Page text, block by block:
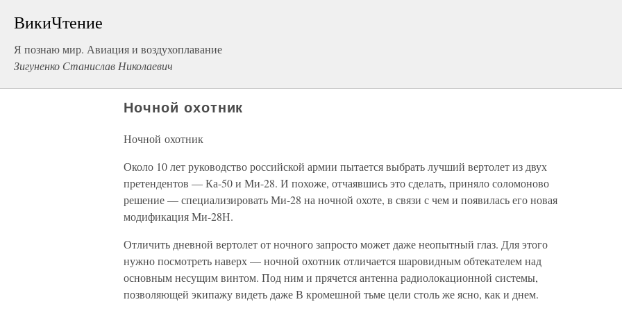
ВикиЧтение
Я познаю мир. Авиация и воздухоплавание
Зигуненко Станислав Николаевич
Ночной охотник
Ночной охотник
Около 10 лет руководство российской армии пытается выбрать лучший вертолет из двух
претендентов — Ка-50 и Ми-28. И похоже, отчаявшись это сделать, приняло соломоново
решение — специализировать Ми-28 на ночной охоте, в связи с чем и появилась его новая
модификация Ми-28Н.
Отличить дневной вертолет от ночного запросто может даже неопытный глаз. Для этого
нужно посмотреть наверх — ночной охотник отличается шаровидным обтекателем над
основным несущим винтом. Под ним и прячется антенна радиолокационной системы,
позволяющей экипажу видеть даже В кромешной тьме цели столь же ясно, как и днем.